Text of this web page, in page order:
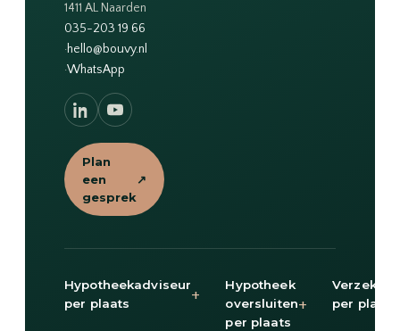
1411 AL Naarden
035-203 19 66
·hello@bouvy.nl
·WhatsApp
Plan
een
gesprek
↗
Hypotheekadviseur
per plaats
+
Hypotheek
oversluiten
per plaats
+
per plaats